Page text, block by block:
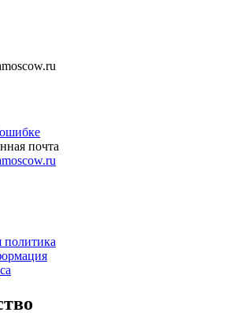
почта
политика